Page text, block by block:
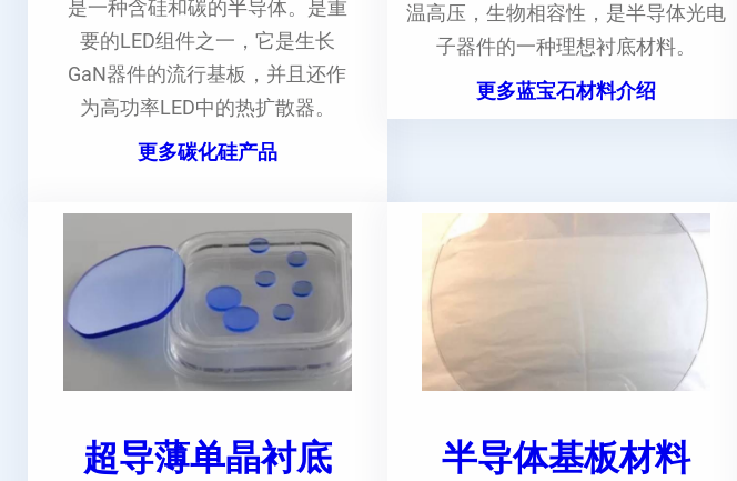
是一种含硅和碳的半导体。是重
要的LED组件之一，它是生长
GaN器件的流行基板，并且还作
为高功率LED中的热扩散器。
更多碳化硅产品
温高压，生物相容性，是半导体光电
子器件的一种理想衬底材料。
更多蓝宝石材料介绍
超导薄单晶衬底 半导体基板材料